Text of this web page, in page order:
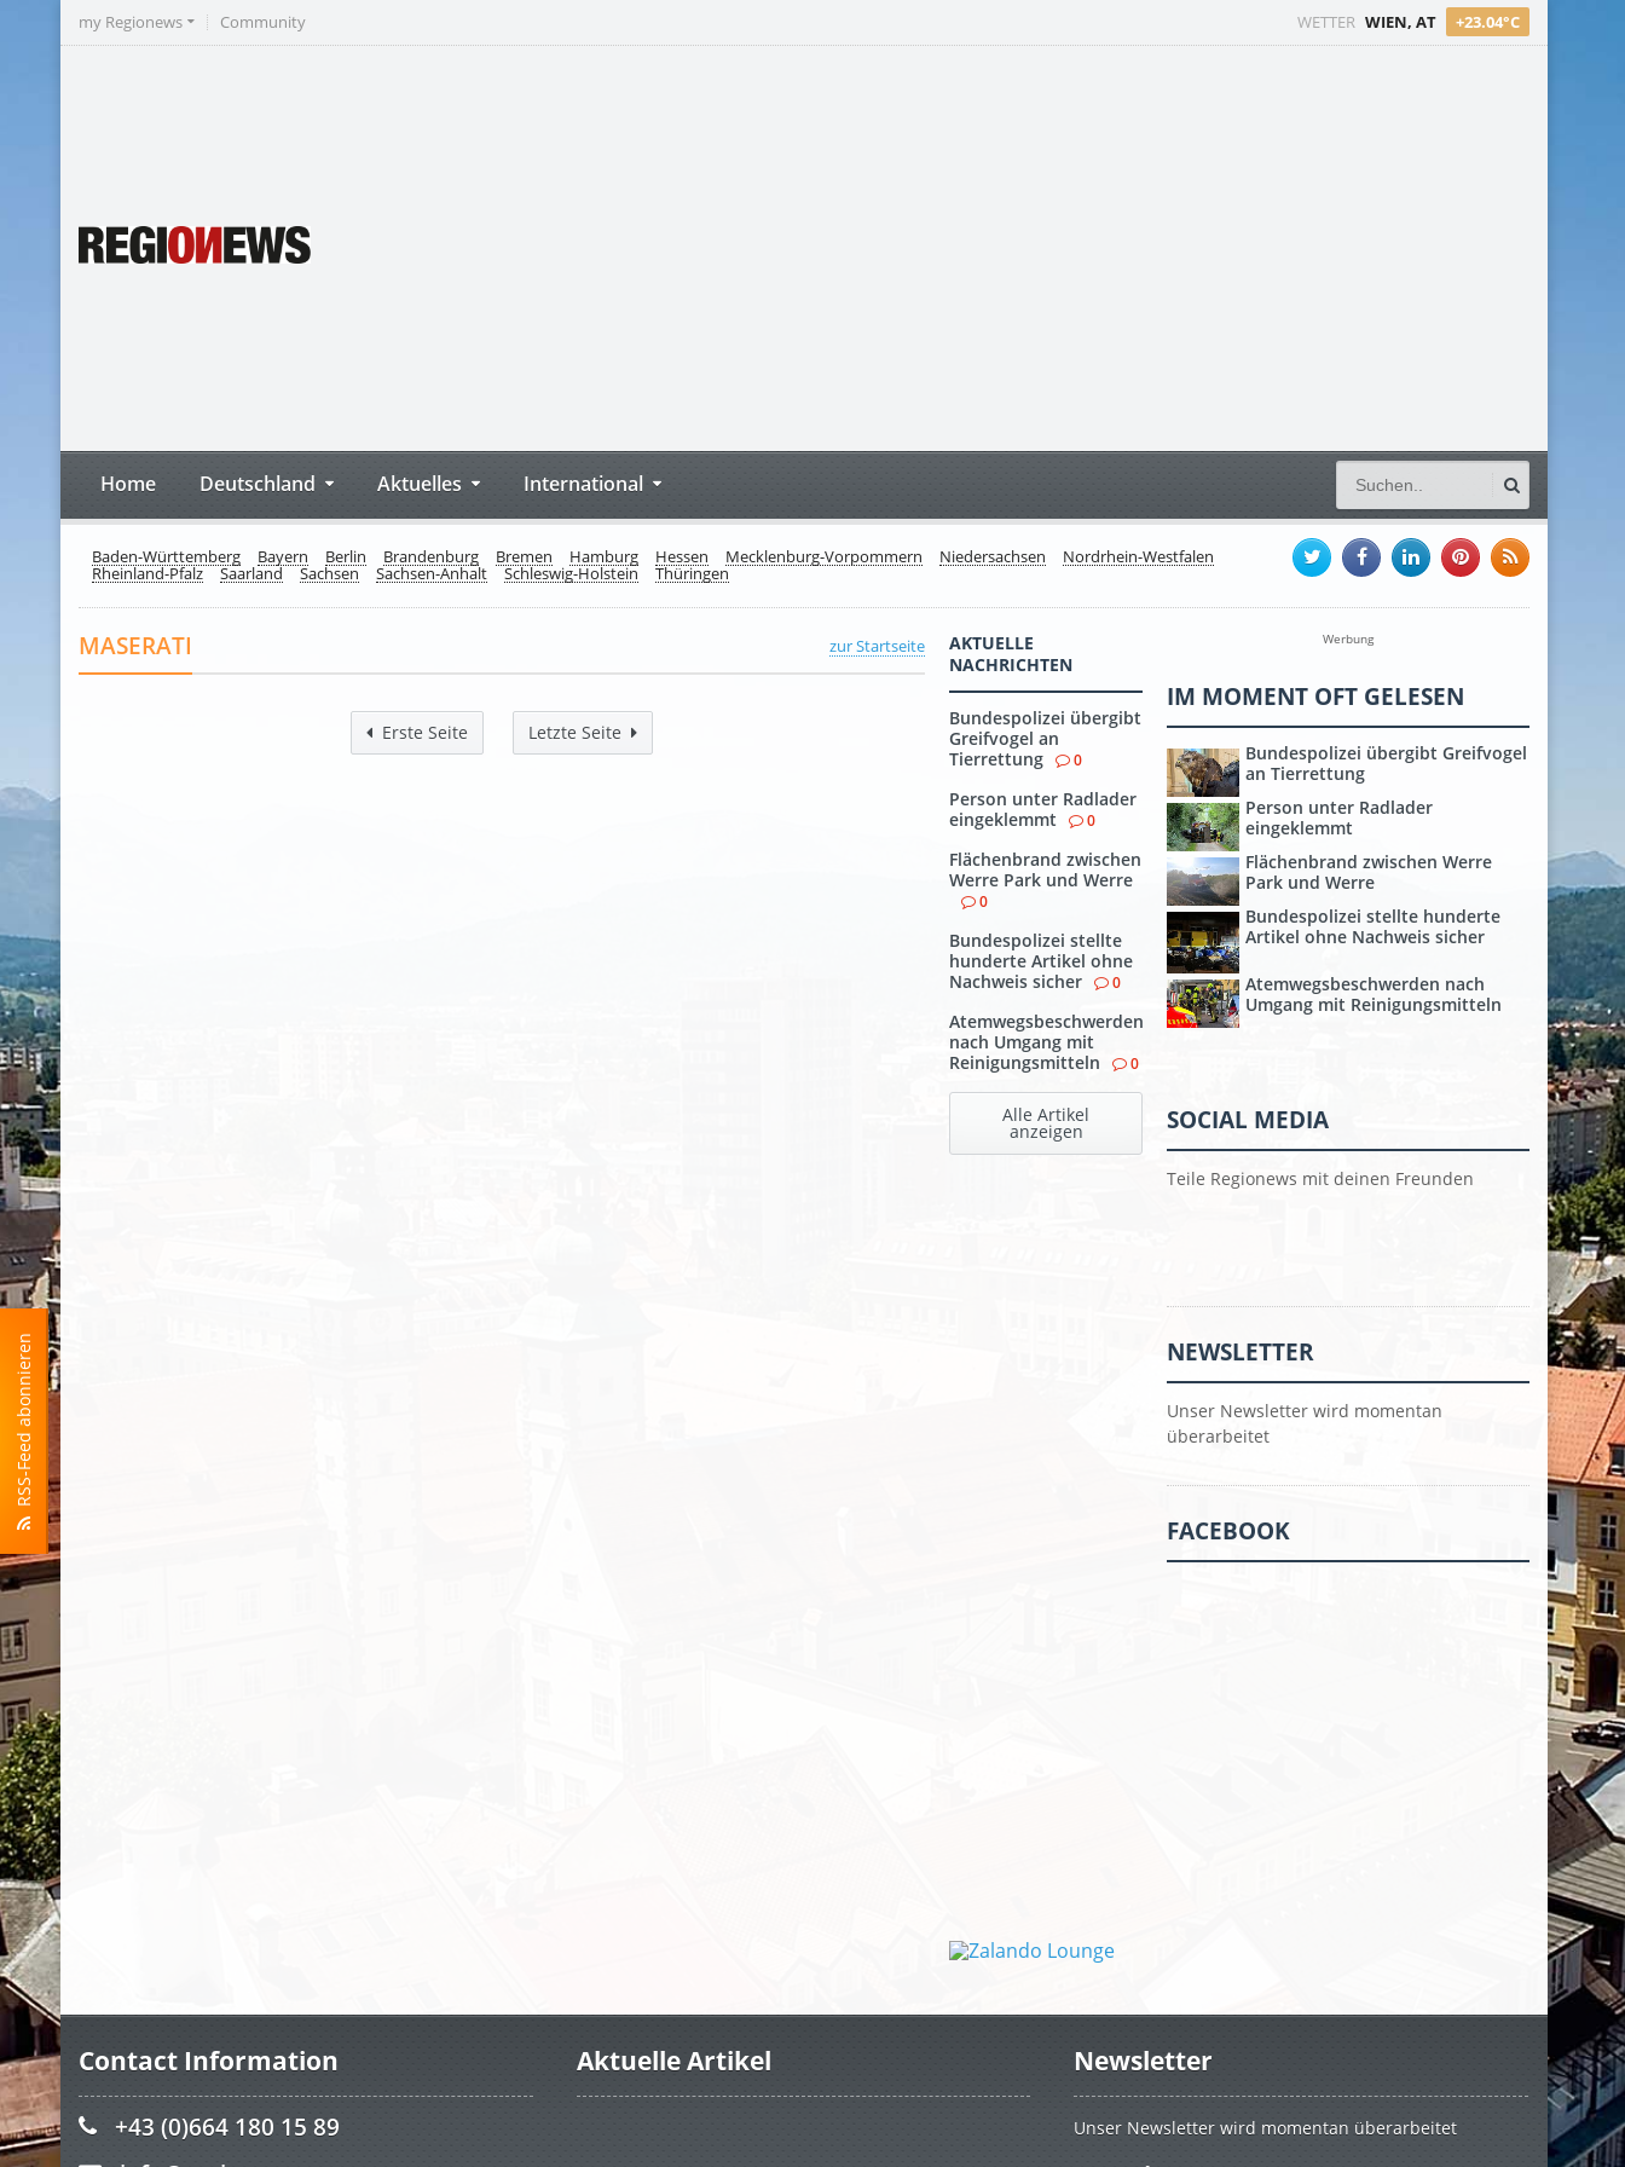
RSS-Feed abonnieren
WETTER WIEN, AT +23.04°C
my Regionews Community
Home Deutschland Aktuelles International
Baden-Württemberg Bayern Berlin Brandenburg Bremen Hamburg Hessen Mecklenburg-Vorpommern Niedersachsen Nordrhein-Westfalen
Rheinland-Pfalz Saarland Sachsen Sachsen-Anhalt Schleswig-Holstein Thüringen
zur Startseite
MASERATI
Erste Seite Letzte Seite
AKTUELLE
NACHRICHTEN
Bundespolizei übergibt
Greifvogel an
Tierrettung
0
Person unter Radlader
eingeklemmt
0
Flächenbrand zwischen
Werre Park und Werre
0
Bundespolizei stellte
hunderte Artikel ohne
Nachweis sicher
0
Atemwegsbeschwerden
nach Umgang mit
Reinigungsmitteln
0
Alle Artikel
anzeigen
Werbung
IM MOMENT OFT GELESEN
Bundespolizei übergibt Greifvogel
an Tierrettung
Person unter Radlader
eingeklemmt
Flächenbrand zwischen Werre
Park und Werre
Bundespolizei stellte hunderte
Artikel ohne Nachweis sicher
Atemwegsbeschwerden nach
Umgang mit Reinigungsmitteln
SOCIAL MEDIA
Teile Regionews mit deinen Freunden
NEWSLETTER
Unser Newsletter wird momentan
überarbeitet
FACEBOOK
Contact Information
+43 (0)664 180 15 89
Aktuelle Artikel Newsletter
Unser Newsletter wird momentan überarbeitet